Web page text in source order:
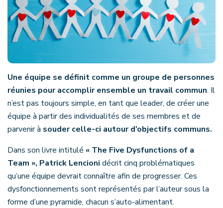
Une équipe se définit comme un groupe de personnes
réunies pour accomplir ensemble un travail commun. Il
n’est pas toujours simple, en tant que leader, de créer une
équipe à partir des individualités de ses membres et de
parvenir à souder celle-ci autour d’objectifs communs.
Dans son livre intitulé « The Five Dysfunctions of a
Team », Patrick Lencioni décrit cinq problématiques
qu’une équipe devrait connaître afin de progresser. Ces
dysfonctionnements sont représentés par l’auteur sous la
forme d’une pyramide, chacun s’auto-alimentant.